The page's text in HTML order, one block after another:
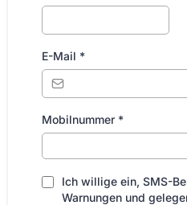
E-Mail *
Mobilnummer *
Ich willige ein, SMS-
Warnungen und